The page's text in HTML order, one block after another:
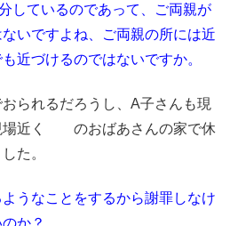
しているのであって、ご両親が
いですよね、ご両親の所には近
近づけるのではないですか。
られるだろうし、A子さんも現
場近く のおばあさんの家で休
た。
ようなことをするから謝罪しなけ